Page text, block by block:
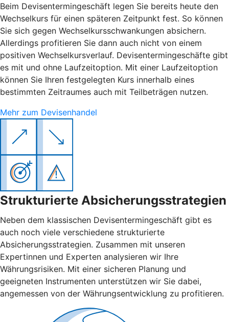
Beim Devisentermingeschäft legen Sie bereits heute den
Wechselkurs für einen späteren Zeitpunkt fest. So können
Sie sich gegen Wechselkursschwankungen absichern.
Allerdings profitieren Sie dann auch nicht von einem
positiven Wechselkursverlauf. Devisentermingeschäfte gibt
es mit und ohne Laufzeitoption. Mit einer Laufzeitoption
können Sie Ihren festgelegten Kurs innerhalb eines
bestimmten Zeitraumes auch mit Teilbeträgen nutzen.
Mehr zum Devisenhandel
Strukturierte Absicherungsstrategien
Neben dem klassischen Devisentermingeschäft gibt es
auch noch viele verschiedene strukturierte
Absicherungsstrategien. Zusammen mit unseren
Expertinnen und Experten analysieren wir Ihre
Währungsrisiken. Mit einer sicheren Planung und
geeigneten Instrumenten unterstützen wir Sie dabei,
angemessen von der Währungsentwicklung zu profitieren.